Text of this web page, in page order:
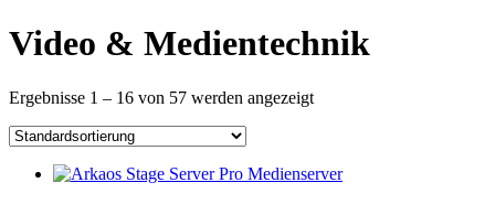
Video & Medientechnik
Ergebnisse 1 – 16 von 57 werden angezeigt